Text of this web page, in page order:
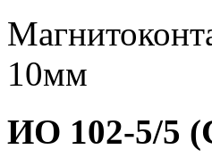
10мм
ИО 102-5/5